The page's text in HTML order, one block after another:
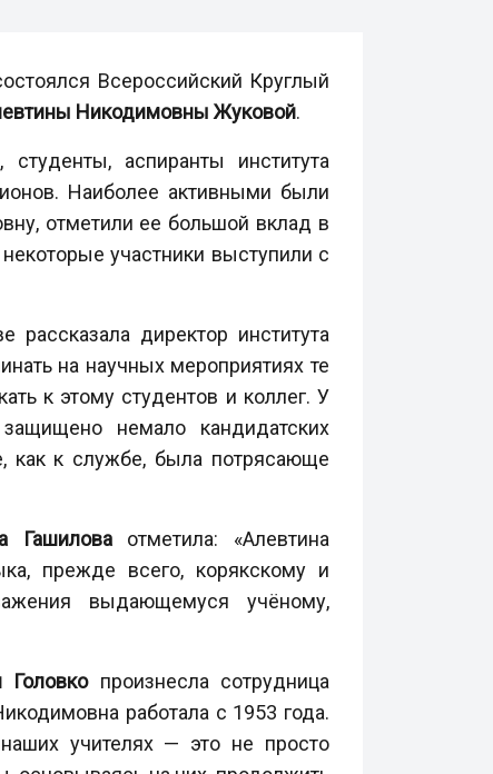
Всероссийский Круглый
Никодимовны Жуковой.
аспиранты института
Наиболее активными были
отметили ее большой вклад в
участники выступили с
директор института
на научных мероприятиях те
к этому студентов и коллег. У
немало кандидатских
как к службе, была потрясающе
Гашилова отметила: «Алевтина
прежде всего, корякскому и
выдающемуся учёному,
Головкопроизнесла сотрудница
работала с 1953 года.
учителях — это не просто